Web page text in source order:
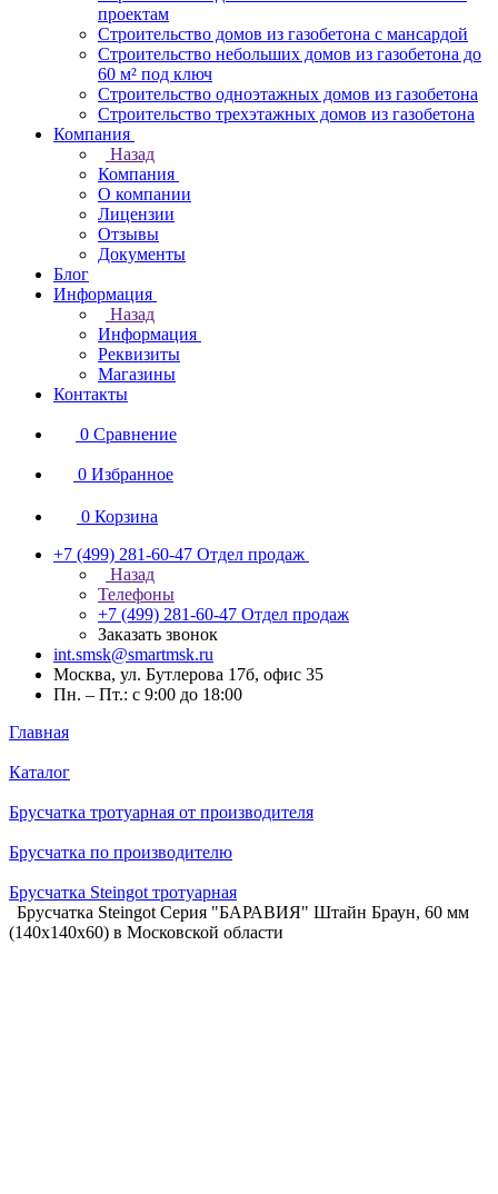
проектам
Строительство домов из газобетона с мансардой
Строительство небольших домов из газобетона до
60 м² под ключ
Строительство одноэтажных домов из газобетона
Строительство трехэтажных домов из газобетона
Компания
Назад
Компания
О компании
Лицензии
Отзывы
Документы
Блог
Информация
Назад
Информация
Реквизиты
Магазины
Контакты
0 Сравнение
0 Избранное
0 Корзина
+7 (499) 281-60-47 Отдел продаж
Назад
Телефоны
+7 (499) 281-60-47 Отдел продаж
Заказать звонок
int.smsk@smartmsk.ru
Москва, ул. Бутлерова 17б, офис 35
Пн. – Пт.: с 9:00 до 18:00
Главная
Каталог
Брусчатка тротуарная от производителя
Брусчатка по производителю
Брусчатка Steingot тротуарная
Брусчатка Steingot Серия "БАРАВИЯ" Штайн Браун, 60 мм
(140x140x60) в Московской области